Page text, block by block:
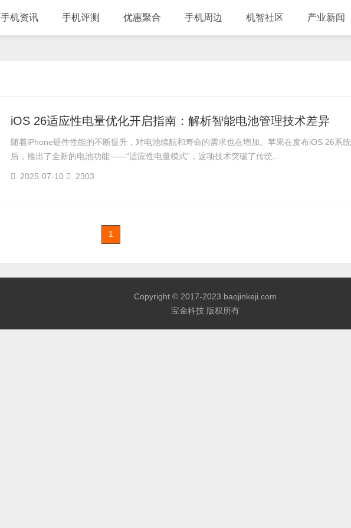
手机资讯 手机评测 优惠聚合 手机周边 机智社区 产业新闻
iOS 26适应性电量优化开启指南：解析智能电池管理技术差异
随着iPhone硬件性能的不断提升，对电池续航和寿命的需求也在增加。苹果在发布iOS 26系统
后，推出了全新的电池功能——“适应性电量模式”，这项技术突破了传统...
2025-07-10 2303
1
Copyright © 2017-2023 baojinkeji.com
宝金科技 版权所有